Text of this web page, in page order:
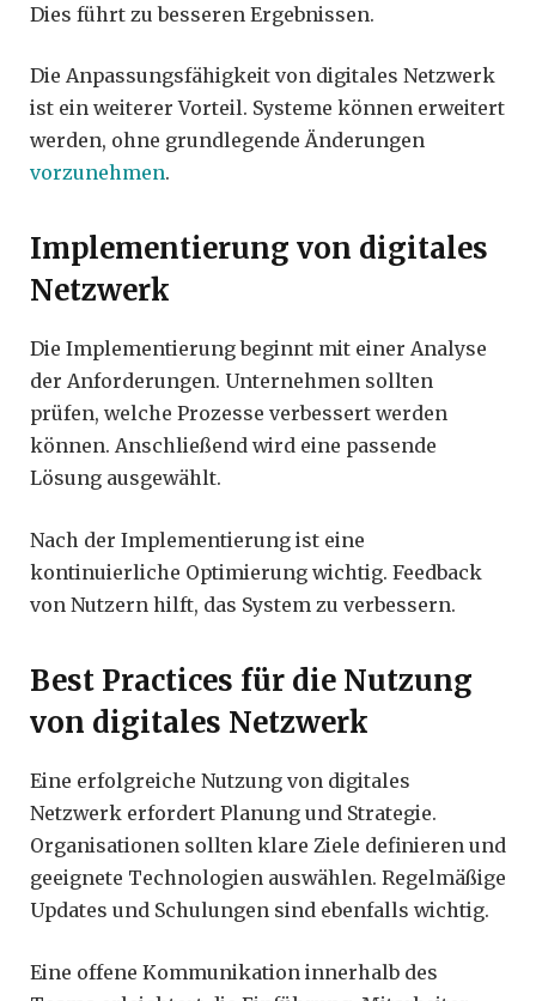
Dies führt zu besseren Ergebnissen.
Die Anpassungsfähigkeit von digitales Netzwerk
ist ein weiterer Vorteil. Systeme können erweitert
werden, ohne grundlegende Änderungen
vorzunehmen.
Implementierung von digitales
Netzwerk
Die Implementierung beginnt mit einer Analyse
der Anforderungen. Unternehmen sollten
prüfen, welche Prozesse verbessert werden
können. Anschließend wird eine passende
Lösung ausgewählt.
Nach der Implementierung ist eine
kontinuierliche Optimierung wichtig. Feedback
von Nutzern hilft, das System zu verbessern.
Best Practices für die Nutzung
von digitales Netzwerk
Eine erfolgreiche Nutzung von digitales
Netzwerk erfordert Planung und Strategie.
Organisationen sollten klare Ziele definieren und
geeignete Technologien auswählen. Regelmäßige
Updates und Schulungen sind ebenfalls wichtig.
Eine offene Kommunikation innerhalb des